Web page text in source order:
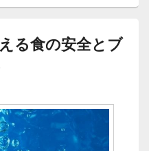
る食の安全とブ